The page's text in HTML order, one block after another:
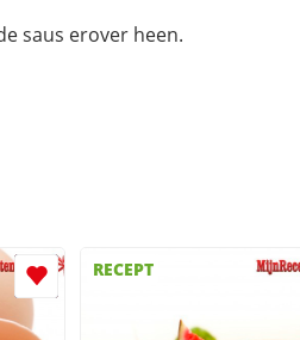
saus erover heen.
RECEPT